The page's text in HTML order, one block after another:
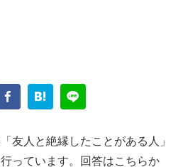
たこともある」
っているのだろう。友人の友達
。女性の連絡先を知らないた
友人と絶縁したことがある人」
っています。回答はこちらか